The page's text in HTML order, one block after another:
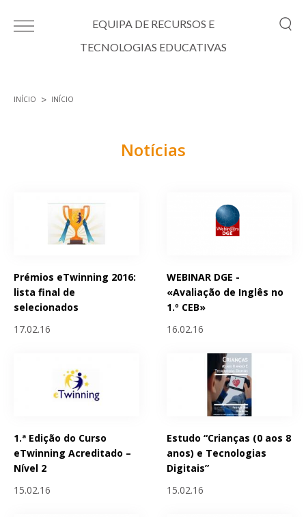
EQUIPA DE RECURSOS E
TECNOLOGIAS EDUCATIVAS
INÍCIO INÍCIO
Notícias
Prémios eTwinning 2016:
lista final de
selecionados
17.02.16
WEBINAR DGE -
«Avaliação de Inglês no
1.º CEB»
16.02.16
1.ª Edição do Curso
eTwinning Acreditado –
Nível 2
15.02.16
Estudo “Crianças (0 aos 8
anos) e Tecnologias
Digitais”
15.02.16
Páginas